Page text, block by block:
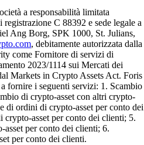
a responsabilità limitata
C 88392 e sede legale a
Ang Borg, SPK 1000, St. Julians,
, debitamente autorizzata dalla
come Fornitore di servizi di
2023/1114 sui Mercati dei
Markets in Crypto Assets Act. Foris
fornire i seguenti servizi: 1. Scambio
di crypto-asset con altri crypto-
di ordini di crypto-asset per conto dei
asset per conto dei clienti; 5.
per conto dei clienti; 6.
per conto dei clienti.